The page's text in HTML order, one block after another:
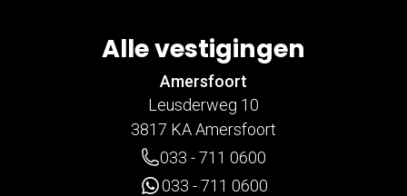
Alle vestigingen
Amersfoort
Leusderweg 10
3817 KA Amersfoort
033 - 711 0600
033 - 711 0600